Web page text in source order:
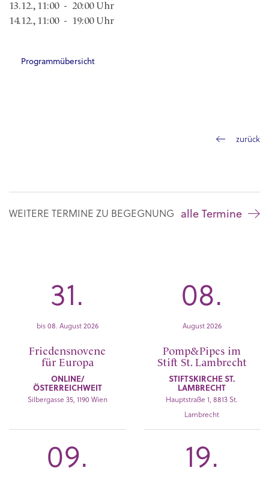
13.12., 11:00 - 20:00 Uhr
14.12., 11:00 - 19:00 Uhr
Programmübersicht
zurück
WEITERE TERMINE ZU BEGEGNUNG alle Termine
31.
bis 08. August 2026
Friedensnovene
für Europa
ONLINE/
ÖSTERREICHWEIT
Silbergasse 35, 1190 Wien
08.
August 2026
Pomp&Pipes im
Stift St. Lambrecht
STIFTSKIRCHE ST.
LAMBRECHT
Hauptstraße 1, 8813 St.
Lambrecht
09. 19.